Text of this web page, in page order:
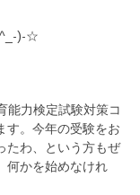
)-☆
能力検定試験対策コ
す。今年の受験をお
たわ、という方もぜ
何かを始めなけれ